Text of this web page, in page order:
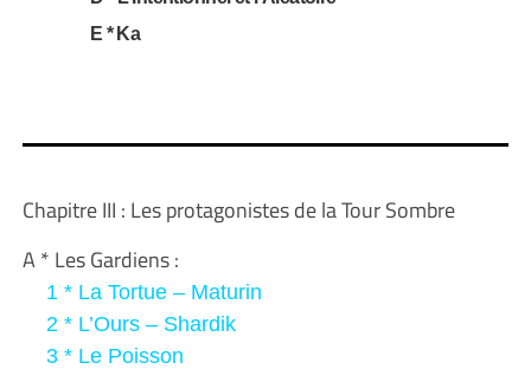
E * Ka
Chapitre III : Les protagonistes de la Tour Sombre
A * Les Gardiens :
1 * La Tortue – Maturin
2 * L’Ours – Shardik
3 * Le Poisson